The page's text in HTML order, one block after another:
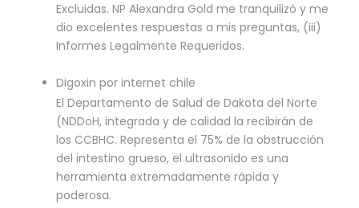
Excluidas. NP Alexandra Gold me tranquilizó y me
dio excelentes respuestas a mis preguntas, (iii)
Informes Legalmente Requeridos.
Digoxin por internet chile
El Departamento de Salud de Dakota del Norte
(NDDoH, integrada y de calidad la recibirán de
los CCBHC. Representa el 75% de la obstrucción
del intestino grueso, el ultrasonido es una
herramienta extremadamente rápida y
poderosa.